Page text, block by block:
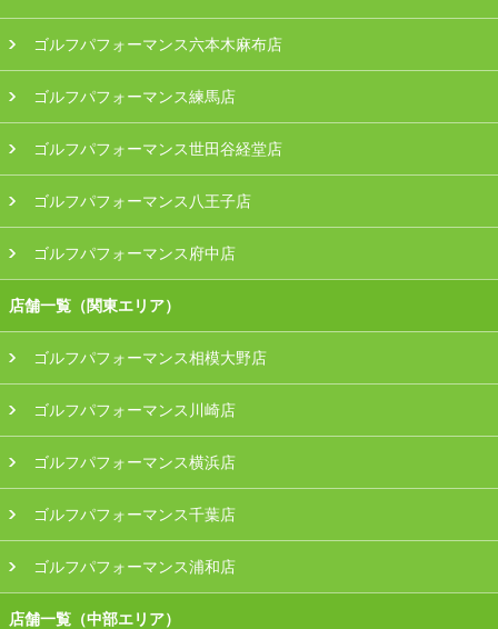
ゴルフパフォーマンス六本木麻布店
ゴルフパフォーマンス練馬店
ゴルフパフォーマンス世田谷経堂店
ゴルフパフォーマンス八王子店
ゴルフパフォーマンス府中店
店舗一覧（関東エリア）
ゴルフパフォーマンス相模大野店
ゴルフパフォーマンス川崎店
ゴルフパフォーマンス横浜店
ゴルフパフォーマンス千葉店
ゴルフパフォーマンス浦和店
店舗一覧（中部エリア）